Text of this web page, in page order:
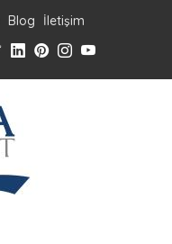
Blog İletişim